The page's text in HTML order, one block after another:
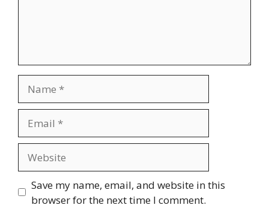
Save my name, email, and website in this
browser for the next time I comment.